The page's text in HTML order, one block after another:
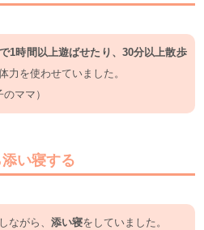
1時間以上遊ばせたり、30分以上散歩
力を使わせていました。
のママ）
い寝する
ながら、添い寝をしていました。